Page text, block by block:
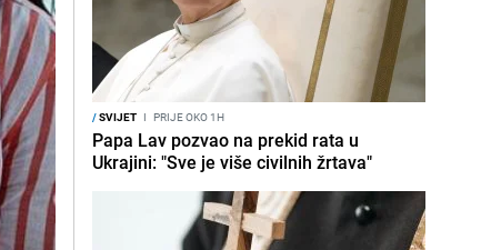
/SVIJET I PRIJE OKO 1H
Papa Lav pozvao na prekid rata u
Ukrajini: "Sve je više civilnih žrtava"